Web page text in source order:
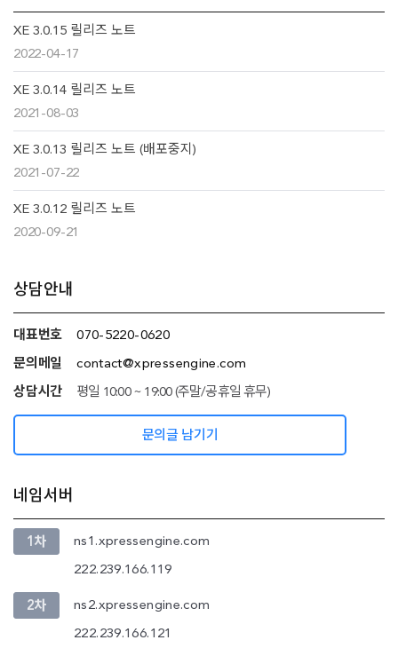
XE 3.0.15 릴리즈 노트
2022-04-17
XE 3.0.14 릴리즈 노트
2021-08-03
XE 3.0.13 릴리즈 노트 (배포중지)
2021-07-22
XE 3.0.12 릴리즈 노트
2020-09-21
추가
정보
(상담안내,
네임서버
정보)
상담안내
대표번호 070-5220-0620
문의메일 contact@xpressengine.com
상담시간 평일 10:00 ~ 19:00 (주말/공휴일 휴무)
문의글 남기기
네임서버
1차 ns1.xpressengine.com
222.239.166.119
2차 ns2.xpressengine.com
222.239.166.121